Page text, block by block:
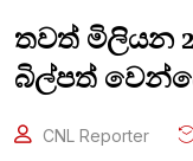
තවත් මිලියන
බිල්පත්
CNL Reporter